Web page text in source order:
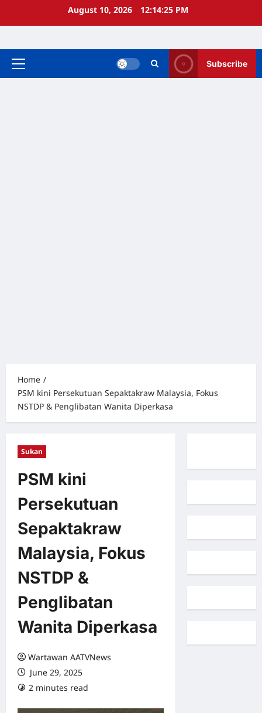
August 10, 2026 12:14:26 PM
Primary
Subscribe
Home
PSM kini Persekutuan Sepaktakraw Malaysia, Fokus
NSTDP & Penglibatan Wanita Diperkasa
Sukan
PSM kini
Persekutuan
Sepaktakraw
Malaysia, Fokus
NSTDP &
Penglibatan
Wanita Diperkasa
Wartawan AATVNews
June 29, 2025
2 minutes read